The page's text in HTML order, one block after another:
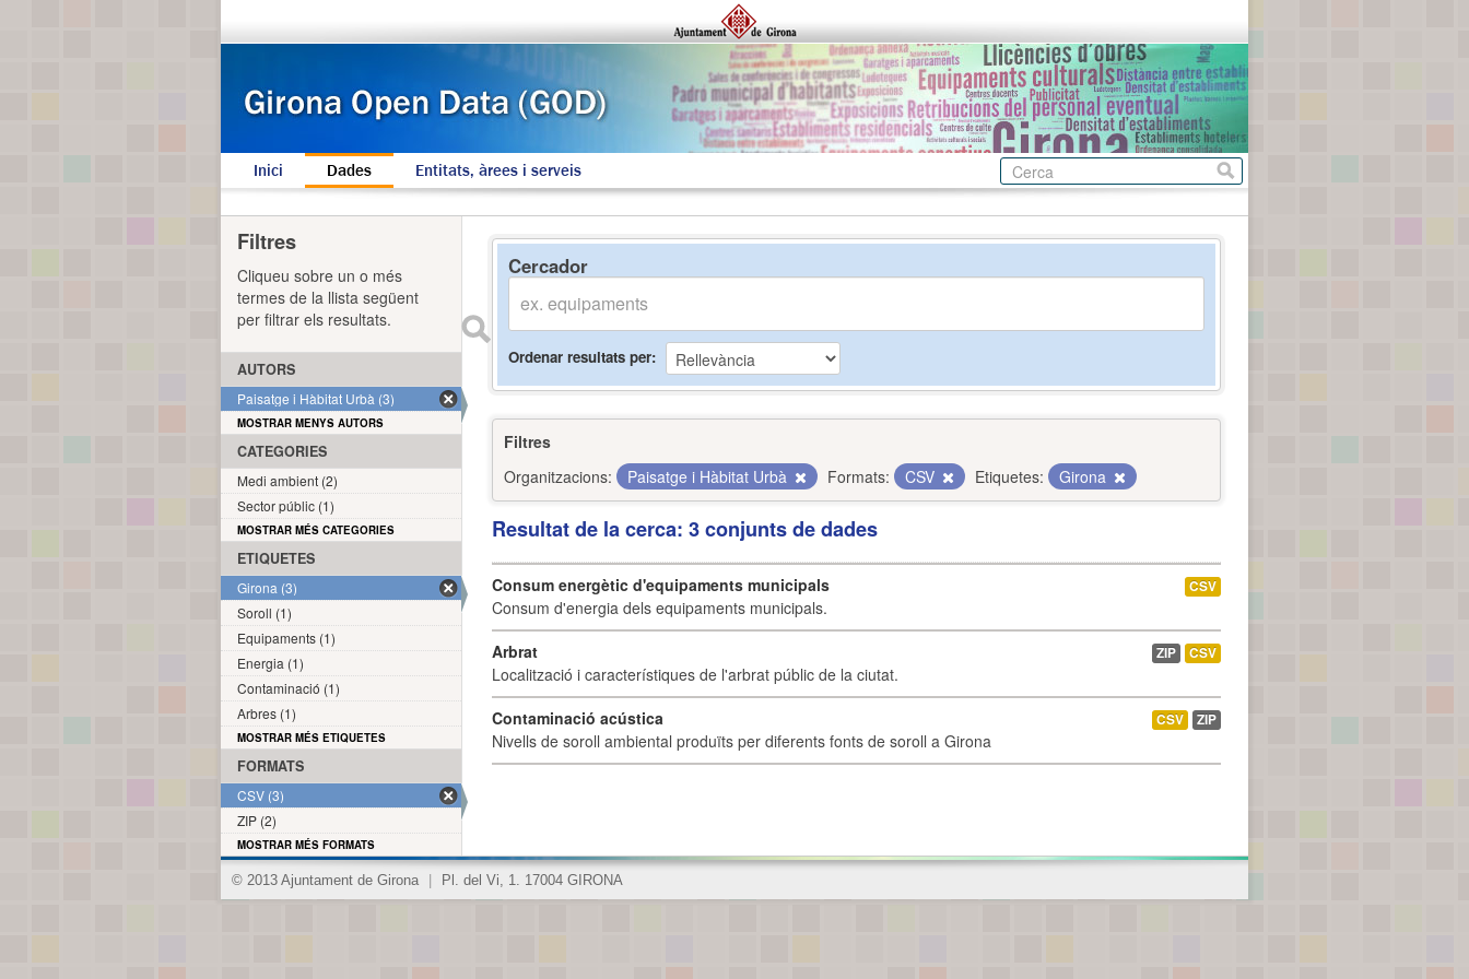
Inici Dades Entitats, àrees i serveis
Cercador
Ordenar resultats per
Filtres
Organitzacions:
Paisatge i Hàbitat Urbà Formats: CSV Etiquetes: Girona
Resultat de la cerca: 3 conjunts de dades
Consum energètic d'equipaments municipals
Consum d'energia dels equipaments municipals.
CSV
Arbrat
Localització i característiques de l'arbrat públic de la ciutat.
ZIP CSV
Contaminació acústica
Nivells de soroll ambiental produïts per diferents fonts de soroll a Girona
CSV ZIP
Filtres
Cliqueu sobre un o més
termes de la llista següent
per filtrar els resultats.
AUTORS
Paisatge i Hàbitat Urbà (3)
MOSTRAR MENYS AUTORS
CATEGORIES
Medi ambient (2)
Sector públic (1)
MOSTRAR MÉS CATEGORIES
ETIQUETES
Girona (3)
Soroll (1)
Equipaments (1)
Energia (1)
Contaminació (1)
Arbres (1)
MOSTRAR MÉS ETIQUETES
FORMATS
CSV (3)
ZIP (2)
MOSTRAR MÉS FORMATS
© 2013 Ajuntament de Girona Pl. del Vi, 1. 17004 GIRONA